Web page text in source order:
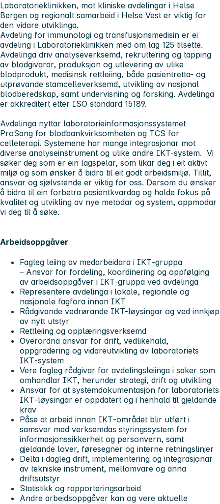
Laboratorieklinikken, mot kliniske avdelingar i Helse
Bergen og regionalt samarbeid i Helse Vest er viktig for
den vidare utviklinga.
Avdeling for immunologi og transfusjonsmedisin er ei
avdeling i Laboratorieklinikken med om lag 125 tilsette.
Avdelinga driv analyseverksemd, rekruttering og tapping
av blodgivarar, produksjon og utlevering av ulike
blodprodukt, medisinsk rettleiing, både pasientretta- og
utprøvande stamcelleverksemd, utvikling av nasjonal
blodberedskap, samt undervisning og forsking. Avdelinga
er akkreditert etter ISO standard 15189.
Avdelinga nyttar laboratorieinformasjonssystemet
ProSang for blodbankvirksomheten og TCS for
celleterapi. Systemene har mange integrasjonar mot
diverse analyseinstrument og ulike andre IKT-system. Vi
søker deg som er ein lagspelar, som likar deg i eit aktivt
miljø og som ønsker å bidra til eit godt arbeidsmiljø. Tillit,
ansvar og sjølvstende er viktig for oss. Dersom du ønsker
å bidra til ein forbetra pasientkvardag og halde fokus på
kvalitet og utvikling av nye metodar og system, oppmodar
vi deg til å søke.
Arbeidsoppgåver
Fagleg leiing av medarbeidara i IKT‑gruppa
– Ansvar for fordeling, koordinering og oppfølging
av arbeidsoppgåver i IKT-gruppa ved avdelinga
Representere avdelinga i lokale, regionale og
nasjonale fagfora innan IKT
Rådgivande vedrørande IKT-løysingar og ved innkjøp
av nytt utstyr
Rettleiing og opplæringsverksemd
Overordna ansvar for drift, vedlikehald,
oppgradering og vidareutvikling av laboratoriets
IKT‑system
Vere fagleg rådgivar for avdelingsleiinga i saker som
omhandlar IKT, herunder strategi, drift og utvikling
Ansvar for at systemdokumentasjon for laboratoriets
IKT‑løysingar er oppdatert og i henhald til gjeldande
krav
Påse at arbeid innan IKT‑området blir utført i
samsvar med verksemdas styringssystem for
informasjonssikkerheit og personvern, samt
gjeldande lover, føresegner og interne retningslinjer
Delta i dagleg drift, implementering og integrasjonar
av tekniske instrument, mellomvare og anna
driftsutstyr
Statistikk og rapporteringsarbeid
Andre arbeidsoppgåver kan og vere aktuelle